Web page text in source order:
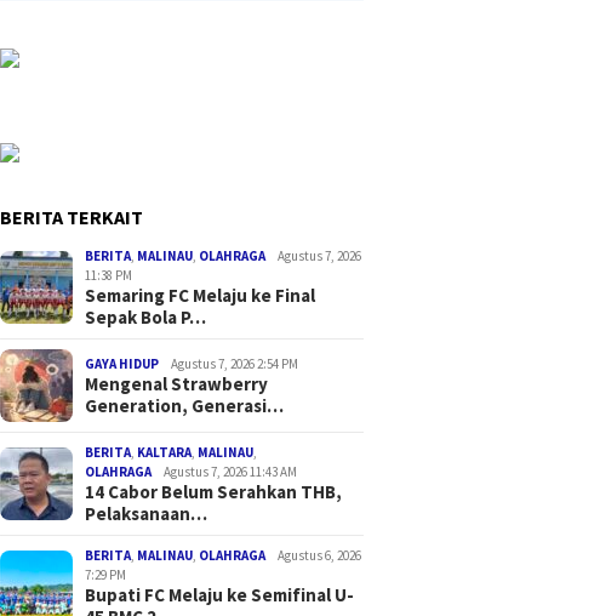
BERITA TERKAIT
BERITA, MALINAU, OLAHRAGA
Agustus 7, 2026
11:38 PM
Semaring FC Melaju ke Final
Sepak Bola P…
GAYA HIDUP Agustus 7, 2026 2:54 PM
Mengenal Strawberry
Generation, Generasi…
BERITA, KALTARA, MALINAU,
OLAHRAGA
Agustus 7, 2026 11:43 AM
14 Cabor Belum Serahkan THB,
Pelaksanaan…
BERITA, MALINAU, OLAHRAGA
Agustus 6, 2026
7:29 PM
Bupati FC Melaju ke Semifinal U-